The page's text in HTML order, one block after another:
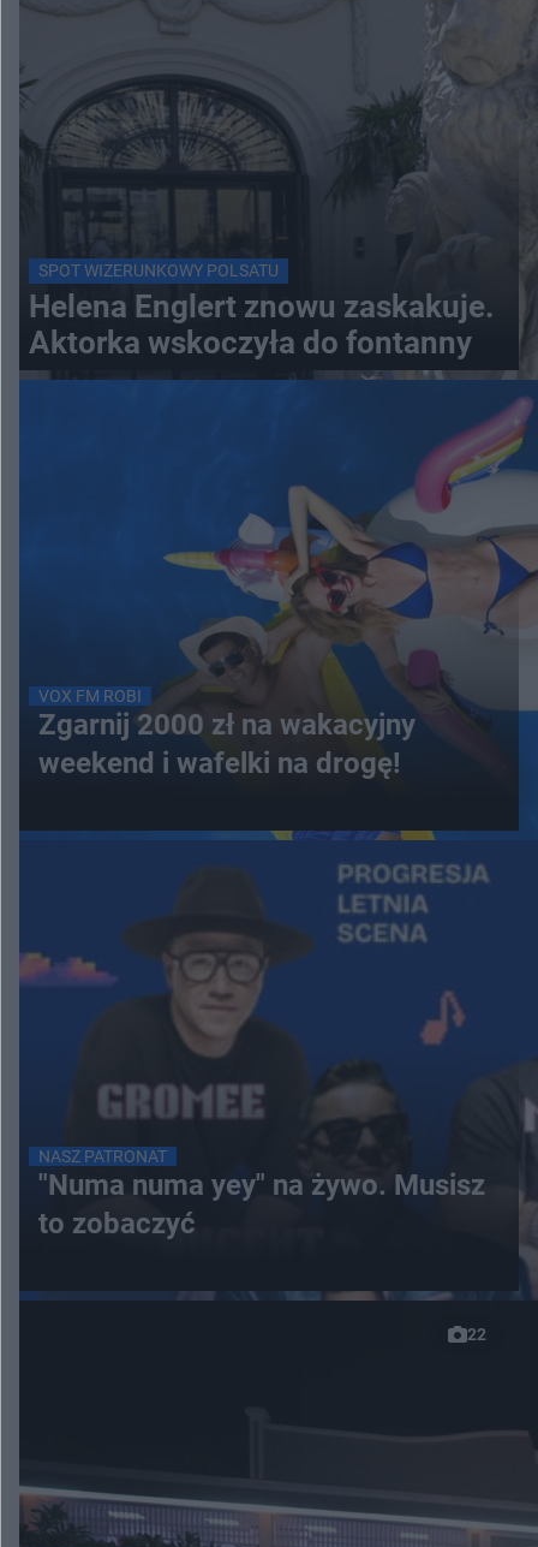
SPOT WIZERUNKOWY POLSATU
Helena Englert znowu zaskakuje.
Aktorka wskoczyła do fontanny
VOX FM ROBI
Zgarnij 2000 zł na wakacyjny
weekend i wafelki na drogę!
NASZ PATRONAT
"Numa numa yey" na żywo. Musisz
to zobaczyć
22